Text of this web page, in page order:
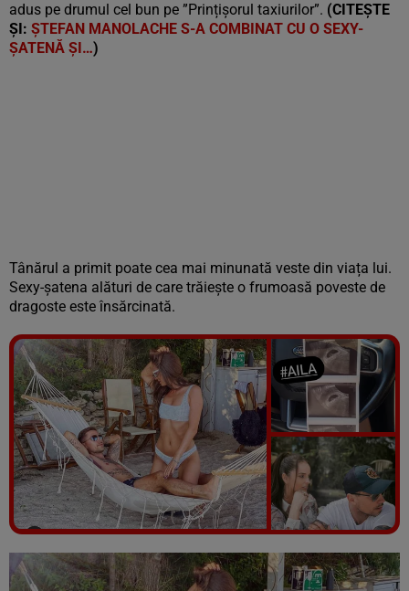
adus pe drumul cel bun pe ”Prințișorul taxiurilor”. (CITEȘTE
ȘI: ȘTEFAN MANOLACHE S-A COMBINAT CU O SEXY-
ȘATENĂ ȘI…)
Tânărul a primit poate cea mai minunată veste din viața lui.
Sexy-șatena alături de care trăiește o frumoasă poveste de
dragoste este însărcinată.
Vezi galeria foto
9 poze